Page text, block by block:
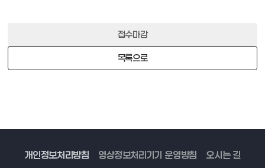
접수마감
목록으로
개인정보처리방침 영상정보처리기기 운영방침 오시는 길